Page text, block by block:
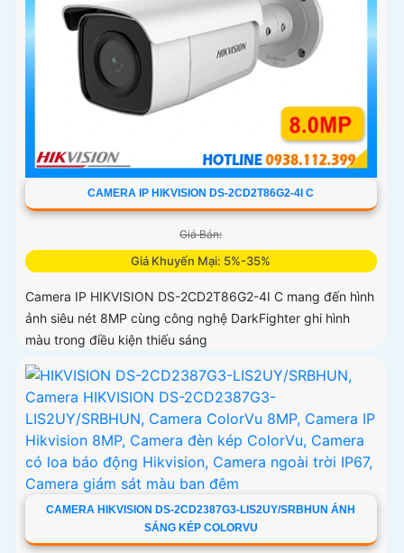
CAMERA IP HIKVISION DS-2CD2T86G2-4I C
Giá Bán:
Giá Khuyến Mại: 5%-35%
Camera IP HIKVISION DS-2CD2T86G2-4I C mang đến hình
ảnh siêu nét 8MP cùng công nghệ DarkFighter ghi hình
màu trong điều kiện thiếu sáng
CAMERA HIKVISION DS-2CD2387G3-LIS2UY/SRBHUN ÁNH
SÁNG KÉP COLORVU